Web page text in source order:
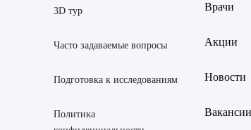
3D тур
Часто задаваемые вопросы
Подготовка к исследованиям
Политика
Врачи
Акции
Новости
Вакансии
Викторовна